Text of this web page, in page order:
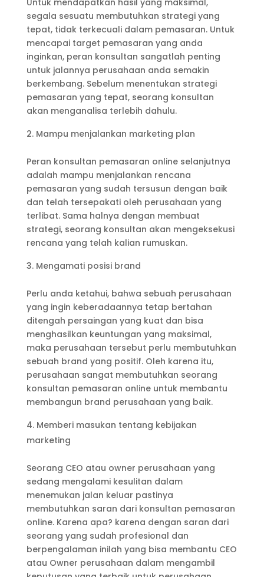
Untuk mendapatkan hasil yang maksimal,
segala sesuatu membutuhkan strategi yang
tepat, tidak terkecuali dalam pemasaran. Untuk
mencapai target pemasaran yang anda
inginkan, peran konsultan sangatlah penting
untuk jalannya perusahaan anda semakin
berkembang. Sebelum menentukan strategi
pemasaran yang tepat, seorang konsultan
akan menganalisa terlebih dahulu.
Mampu menjalankan marketing plan
Peran konsultan pemasaran online selanjutnya
adalah mampu menjalankan rencana
pemasaran yang sudah tersusun dengan baik
dan telah tersepakati oleh perusahaan yang
terlibat. Sama halnya dengan membuat
strategi, seorang konsultan akan mengeksekusi
rencana yang telah kalian rumuskan.
Mengamati posisi brand
Perlu anda ketahui, bahwa sebuah perusahaan
yang ingin keberadaannya tetap bertahan
ditengah persaingan yang kuat dan bisa
menghasilkan keuntungan yang maksimal,
maka perusahaan tersebut perlu membutuhkan
sebuah brand yang positif. Oleh karena itu,
perusahaan sangat membutuhkan seorang
konsultan pemasaran online untuk membantu
membangun brand perusahaan yang baik.
Memberi masukan tentang kebijakan
marketing
Seorang CEO atau owner perusahaan yang
sedang mengalami kesulitan dalam
menemukan jalan keluar pastinya
membutuhkan saran dari konsultan pemasaran
online. Karena apa? karena dengan saran dari
seorang yang sudah profesional dan
berpengalaman inilah yang bisa membantu CEO
atau Owner perusahaan dalam mengambil